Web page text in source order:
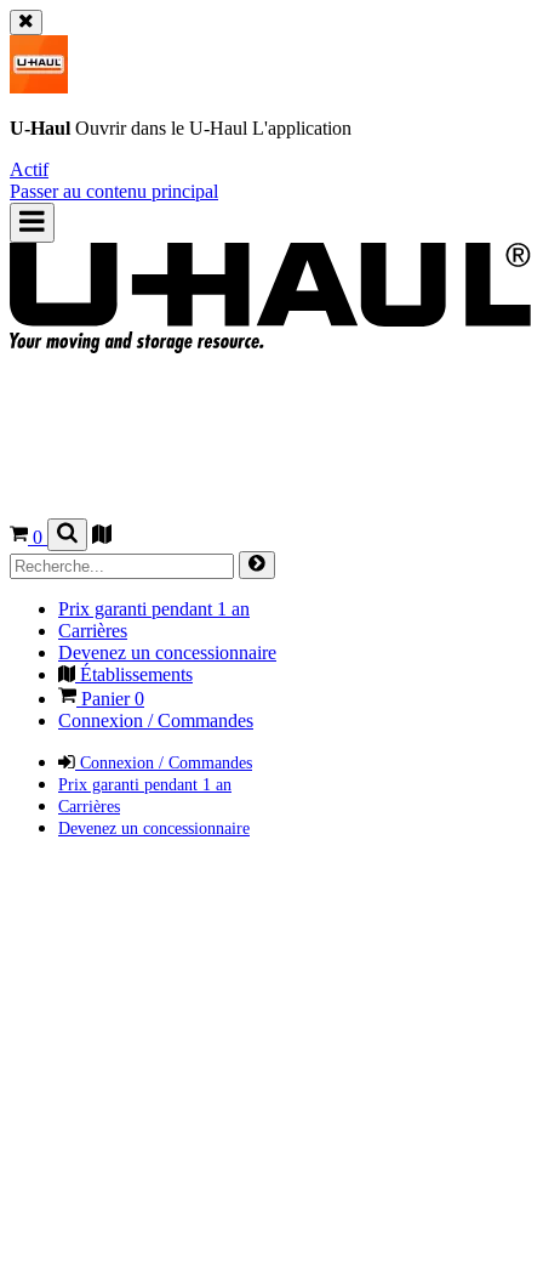
U-Haul Ouvrir dans le U-Haul L'application
Actif
Passer au contenu principal
0
Prix garanti pendant 1 an
Carrières
Devenez un concessionnaire
Établissements
Panier0
Connexion / Commandes
Connexion / Commandes
Prix garanti pendant 1 an
Carrières
Devenez un concessionnaire